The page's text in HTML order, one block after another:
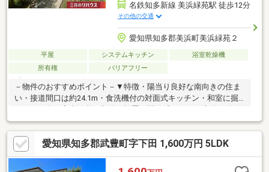
名鉄知多新線 美浜緑苑駅 徒歩12分
その他の交通
愛知県知多郡美浜町美浜緑苑２
平屋 システムキッチン
浴室乾燥機
所有権
バリアフリー
－物件のおすすめポイント－▼特徴・陽当り良好な南向きの住ま
い・接道間口は約24.1m・食洗機付の対面式キッチン・和室に掘
台駐車可能(車種による)▼設備・浴室乾燥機・ビルドインエアコ
ン(リビング)※汚水処理施設利用保証金:300000円(預託済)※汚水処
理施設維持管理費:月額3630円(税込)／2026年10月1日より月額
4180円(税込)に値上げ予定※地区計画により容積率は100％に制限
■ ご希望の住まい探しをお手伝いします ━━━━━・・・物件の
愛知県知多郡武豊町字下田 1,600万円 5LDK